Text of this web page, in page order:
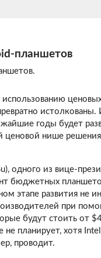
планшетов
использованию
истолкованы.
годы будет
ценовой нише решения
одного из вице-
бюджетных
этапе развития не
при
будут стоить от
планирует, хотя Intel
проводит.